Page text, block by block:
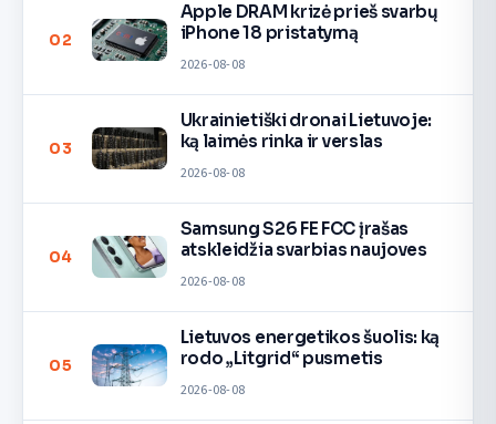
02
Apple DRAM krizė prieš svarbų
iPhone 18 pristatymą
2026-08-08
03
Ukrainietiški dronai Lietuvoje:
ką laimės rinka ir verslas
2026-08-08
04
Samsung S26 FE FCC įrašas
atskleidžia svarbias naujoves
2026-08-08
05
Lietuvos energetikos šuolis: ką
rodo „Litgrid“ pusmetis
2026-08-08